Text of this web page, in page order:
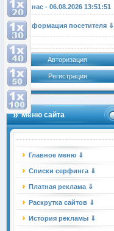
У нас - 06.08.2026 13:51:52
Информация посетителя ⇓
Авторизация
Регистрация
Меню сайта
Главное меню ⇓
Списки серфинга ⇓
Платная реклама ⇓
Раскрутка сайтов ⇓
История рекламы ⇓